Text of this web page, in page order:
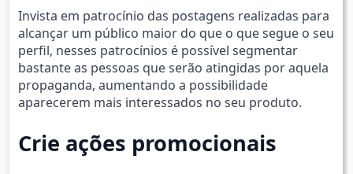
Invista em patrocínio das postagens realizadas para
alcançar um público maior do que o que segue o seu
perfil, nesses patrocínios é possível segmentar
bastante as pessoas que serão atingidas por aquela
propaganda, aumentando a possibilidade
aparecerem mais interessados no seu produto.
Crie ações promocionais